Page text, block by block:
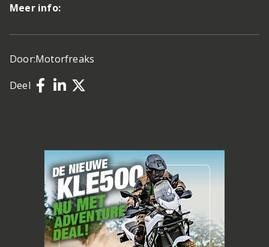
Meer info:
Door:Motorfreaks
Deel